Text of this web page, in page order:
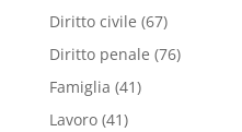
Diritto civile (67)
Diritto penale (76)
Famiglia (41)
Lavoro(41)